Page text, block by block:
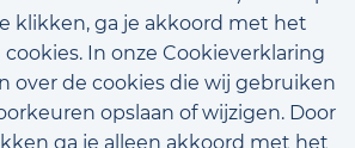
klikken, ga je akkoord met het
In onze Cookieverklaring
over de cookies die wij gebruiken
opslaan of wijzigen. Door
ga je alleen akkoord met het